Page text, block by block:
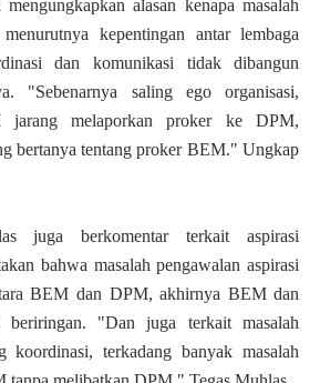
alasan kenapa masalah
kepentingan antar lembaga
dan komunikasi tidak dibangun
"Sebenarnya saling ego organisasi,
jarang melaporkan proker ke DPM,
bertanya tentang proker BEM." Ungkap
juga berkomentar terkait aspirasi
bahwa masalah pengawalan aspirasi
BEM dan DPM, akhirnya BEM dan
"Dan juga terkait masalah
koordinasi, terkadang banyak masalah